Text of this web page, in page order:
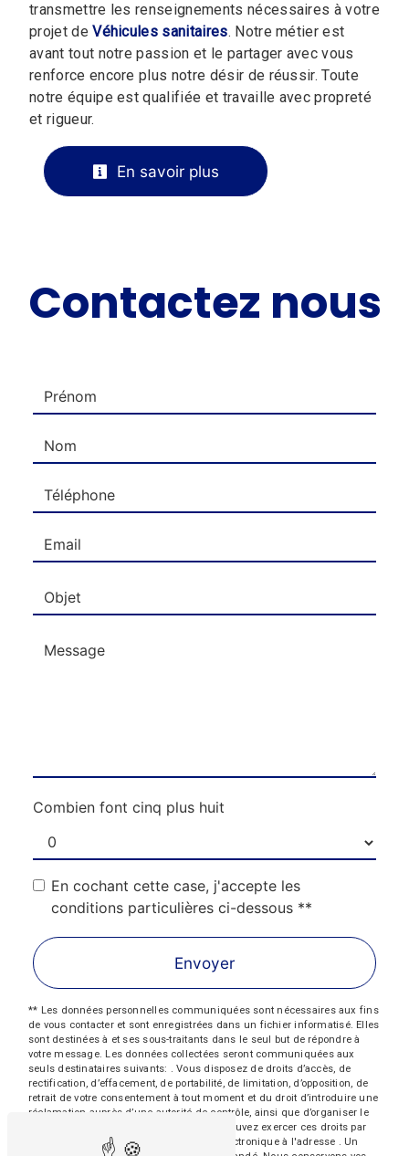
transmettre les renseignements nécessaires à votre
projet deVéhicules sanitaires. Notre métier est
avant tout notre passion et le partager avec vous
renforce encore plus notre désir de réussir. Toute
notre équipe est qualifiée et travaille avec propreté
et rigueur.
En savoir plus
Contactez nous
Combien font cinq plus huit
En cochant cette case, j'accepte les
conditions particulières ci-dessous **
Envoyer
** Les données personnelles communiquées sont nécessaires aux fins
de vous contacter et sont enregistrées dans un fichier informatisé. Elles
sont destinées à et ses sous-traitants dans le seul but de répondre à
votre message. Les données collectées seront communiquées aux
seuls destinataires suivants: . Vous disposez de droits d’accès, de
rectification, d’effacement, de portabilité, de limitation, d’opposition, de
retrait de votre consentement à tout moment et du droit d’introduire une
réclamation auprès d’une autorité de contrôle, ainsi que d’organiser le
sort de vos données post-mortem. Vous pouvez exercer ces droits par
voie postale à l'adresse ou par courrier électronique à l'adresse . Un